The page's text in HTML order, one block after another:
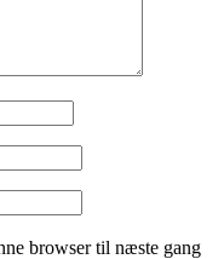
browser til næste gang